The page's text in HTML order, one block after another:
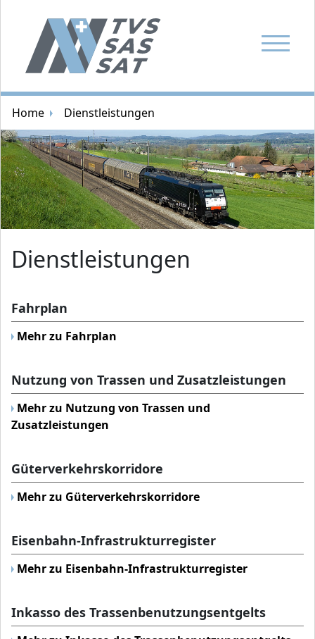
Home Dienstleistungen
Zufallsbild
Dienstleistungen
Fahrplan
Mehr zu Fahrplan
Nutzung von Trassen und Zusatzleistungen
Mehr zu Nutzung von Trassen und
Zusatzleistungen
Güterverkehrskorridore
Mehr zu Güterverkehrskorridore
Eisenbahn-Infrastrukturregister
Mehr zu Eisenbahn-Infrastrukturregister
Inkasso des Trassenbenutzungsentgelts